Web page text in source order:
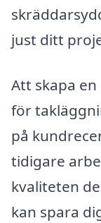
just ditt
Att skapa
för
på
tidigare
kvaliteten
kan spara